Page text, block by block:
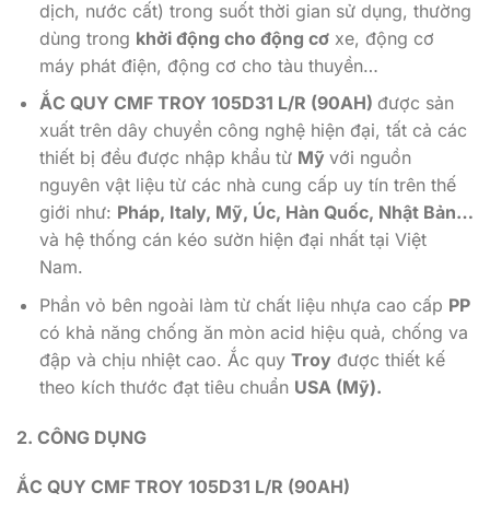
dịch, nước cất) trong suốt thời gian sử dụng, thường
dùng trong khởi động cho động cơxe, động cơ
máy phát điện, động cơ cho tàu thuyền…
ẮC QUY CMF TROY 105D31 L/R (90AH) được sản
xuất trên dây chuyền công nghệ hiện đại, tất cả các
thiết bị đều được nhập khẩu từ Mỹ với nguồn
nguyên vật liệu từ các nhà cung cấp uy tín trên thế
giới như: Pháp, Italy, Mỹ, Úc, Hàn Quốc, Nhật Bản…
và hệ thống cán kéo sườn hiện đại nhất tại Việt
Nam.
Phần vỏ bên ngoài làm từ chất liệu nhựa cao cấp PP
có khả năng chống ăn mòn acid hiệu quả, chống va
đập và chịu nhiệt cao. Ắc quy Troyđược thiết kế
theo kích thước đạt tiêu chuẩn USA (Mỹ).
2. CÔNG DỤNG
ẮC QUY CMF TROY 105D31 L/R (90AH)